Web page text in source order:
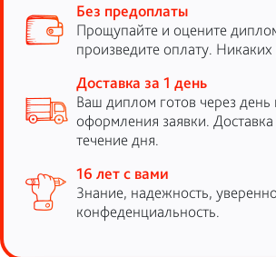
Без предоплаты
Прощупайте и оцените
произведите оплату. Никаких
Доставка за 1 день
Ваш диплом готов через день
оформления заявки.
течение дня.
16 лет с вами
Знание, надежность,
конфеденциальность.